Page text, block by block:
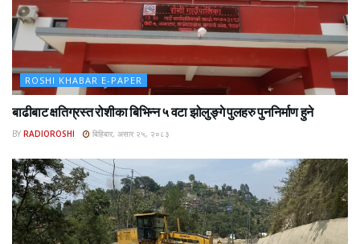
ROSHI KHABAR E-PAPER
बाढीबाट क्षतिग्रस्त रोशीका बिभिन्न ५ वटा झोलुङ्गे पुलहरु पुननिर्माण हुने
BY RADIOROSHI बिहिबार, असार २५, २०८३